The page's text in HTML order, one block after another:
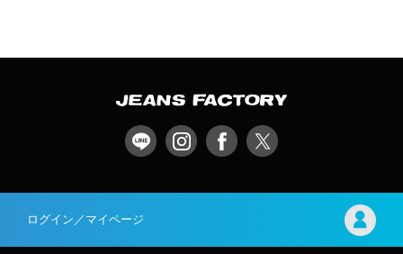
ログイン／マイページ